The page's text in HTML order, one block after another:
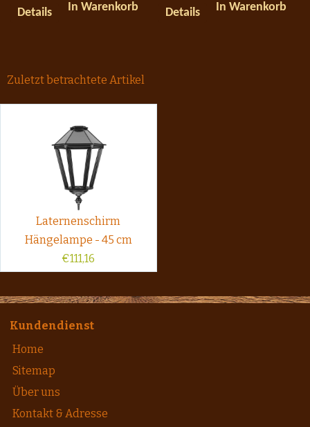
Details In Warenkorb Details In Warenkorb
Zuletzt betrachtete Artikel
Laternenschirm
Hängelampe - 45 cm
€111,16
Kundendienst
Home
Sitemap
Über uns
Kontakt & Adresse